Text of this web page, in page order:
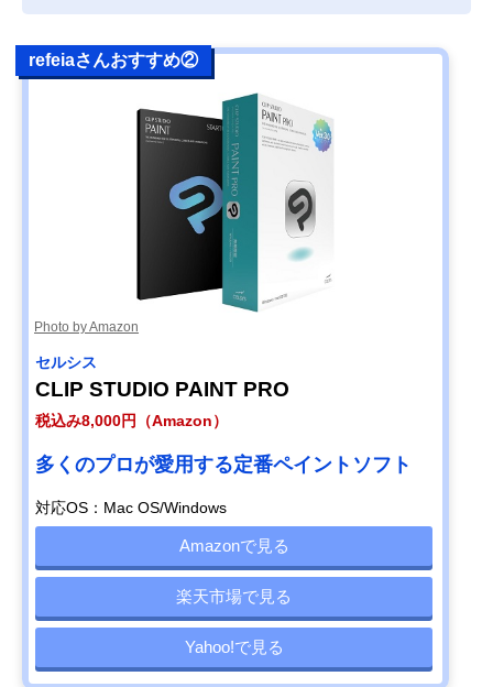
refeiaさんおすすめ②
Photo by Amazon
セルシス
CLIP STUDIO PAINT PRO
税込み8,000円（Amazon）
多くのプロが愛用する定番ペイントソフト
対応OS：Mac OS/Windows
Amazonで見る
楽天市場で見る
Yahoo!で見る